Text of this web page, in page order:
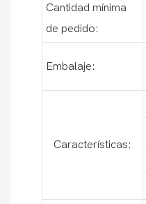
Cantidad mínima
de pedido:
Embalaje:
Características: